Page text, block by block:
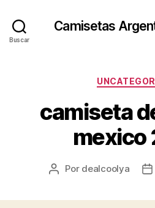
Buscar
Camisetas
camiseta
mexico
Autor
Por dealcoolya